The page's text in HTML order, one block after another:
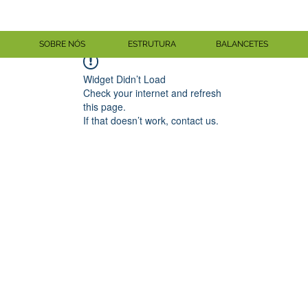
Widget Didn’t Load
Check your internet and refresh
this page.
If that doesn’t work, contact us.
SOBRE NÓS ESTRUTURA BALANCETES